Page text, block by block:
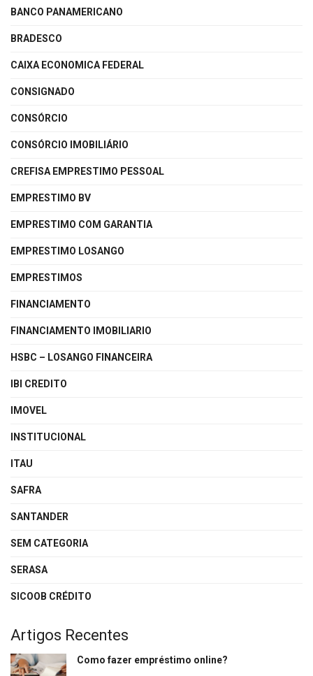
BANCO PANAMERICANO
BRADESCO
CAIXA ECONOMICA FEDERAL
CONSIGNADO
CONSÓRCIO
CONSÓRCIO IMOBILIÁRIO
CREFISA EMPRESTIMO PESSOAL
EMPRESTIMO BV
EMPRESTIMO COM GARANTIA
EMPRESTIMO LOSANGO
EMPRESTIMOS
FINANCIAMENTO
FINANCIAMENTO IMOBILIARIO
HSBC – LOSANGO FINANCEIRA
IBI CREDITO
IMOVEL
INSTITUCIONAL
ITAU
SAFRA
SANTANDER
SEM CATEGORIA
SERASA
SICOOB CRÉDITO
Artigos Recentes
Como fazer empréstimo online?